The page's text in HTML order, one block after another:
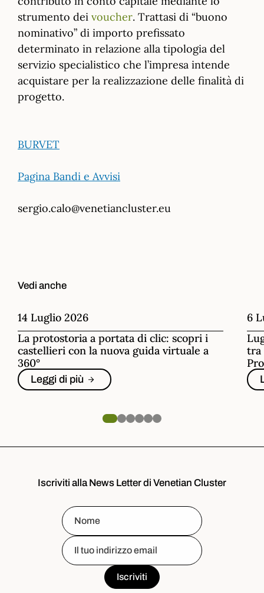
strumento dei voucher. Trattasi di “buono
nominativo” di importo prefissato
determinato in relazione alla tipologia del
servizio specialistico che l’impresa intende
acquistare per la realizzazione delle finalità di
progetto.
BURVET
Pagina Bandi e Avvisi
sergio.calo@venetiancluster.eu
Vedi anche
14 Luglio 2026
La protostoria a portata di clic: scopri i
castellieri con la nuova guida virtuale a
360°
Leggi di più
6
tra
Iscriviti alla News Letter di Venetian Cluster